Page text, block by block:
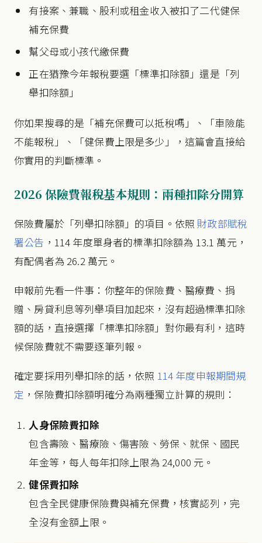
有接案、兼職、股利或租金收入被扣了二代健保
補充保費
幫父母或小孩代繳保費
正在猶豫今年報稅要選「標準扣除額」還是「列
舉扣除額」
你如果搜尋的是「補充保費可以抵稅嗎」、「車險能
不能報稅」、「健保費上限是多少」，這篇會直接給
你實用的判斷標準。
2026 保險費報稅基本規則：兩種扣除分開算
保險費屬於「列舉扣除額」的項目。依照 財政部賦稅
署公告 ，114 年度單身者的標準扣除額為 13.1 萬元，
有配偶者為 26.2 萬元。
申報前先看一件事：你整年的保險費、醫療費、捐
贈、房貸利息等列舉項目加起來，沒有超過標準扣除
額的話，直接選擇「標準扣除額」對你最有利，這時
候保險費就不需要逐筆列報。
確定要採用列舉扣除的話，依照 114 年度申報期間規
定 ，保險費扣除額明確分為兩種獨立計算的規則：
人身保險費扣除
包含壽險、醫療險、傷害險、勞保、就保、國民
年金等，每人每年扣除上限為 24,000 元。
健保費扣除
包含全民健康保險費與補充保費，核實認列，完
全沒有金額上限。